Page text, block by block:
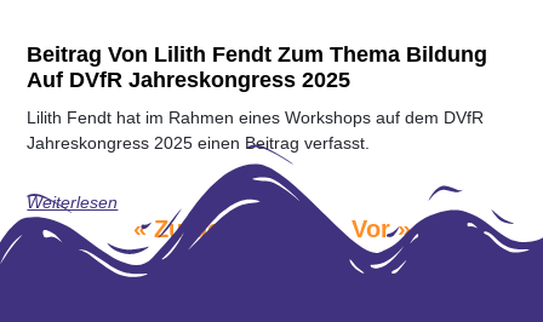
Beitrag Von Lilith Fendt Zum Thema Bildung
Auf DVfR Jahreskongress 2025
Lilith Fendt hat im Rahmen eines Workshops auf dem DVfR
Jahreskongress 2025 einen Beitrag verfasst.
Weiterlesen
« Zurück 3 Vor »